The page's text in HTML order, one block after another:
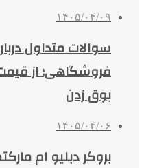
۱۴۰۵/۰۴/۰۹
سوالات متداول
فروشگاهی؛ از
بوق زدن
۱۴۰۵/۰۴/۰۶